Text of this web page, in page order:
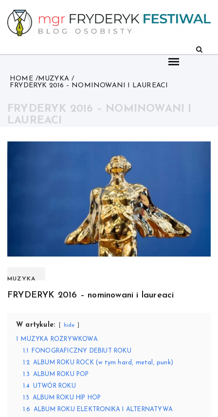
content
HOME
MUZYKA
FRYDERYK 2016 – NOMINOWANI I LAUREACI
FRYDERYK 2016 – NOMINOWANI I
LAUREACI
MUZYKA
FRYDERYK 2016 – nominowani i laureaci
W artykule: hide
MUZYKA ROZRYWKOWA
1.1
FONOGRAFICZNY DEBIUT ROKU
1.2 ALBUM ROKU ROCK (w tym hard, metal, punk)
1.3
ALBUM ROKU POP
1.4 UTWÓR ROKU
1.5
ALBUM ROKU HIP HOP
1.6
ALBUM ROKU ELEKTRONIKA I ALTERNATYWA